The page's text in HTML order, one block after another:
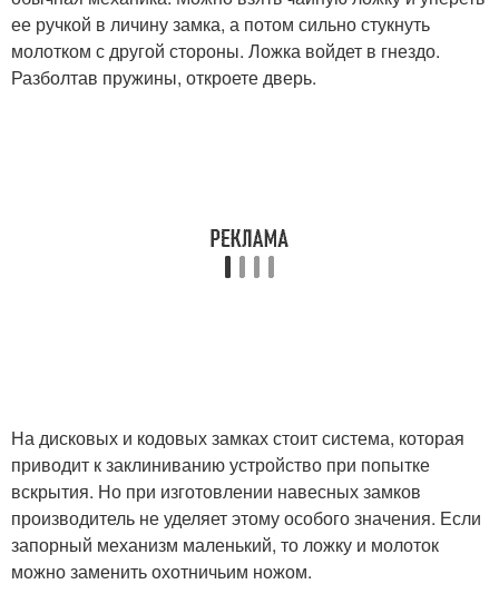
ее ручкой в личину замка, а потом сильно стукнуть
молотком с другой стороны. Ложка войдет в гнездо.
Разболтав пружины, откроете дверь.
На дисковых и кодовых замках стоит система, которая
приводит к заклиниванию устройство при попытке
вскрытия. Но при изготовлении навесных замков
производитель не уделяет этому особого значения. Если
запорный механизм маленький, то ложку и молоток
можно заменить охотничьим ножом.